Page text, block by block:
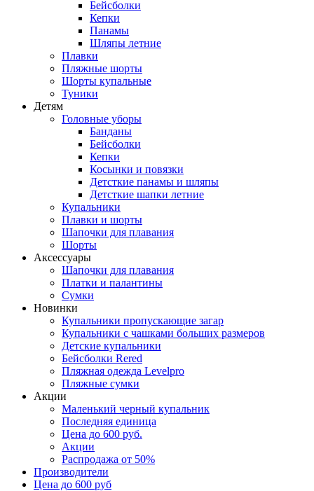
Бейсболки
Кепки
Панамы
Шляпы летние
Плавки
Пляжные шорты
Шорты купальные
Туники
Детям
Головные уборы
Банданы
Бейсболки
Кепки
Косынки и повязки
Детсткие панамы и шляпы
Детсткие шапки летние
Купальники
Плавки и шорты
Шапочки для плавания
Шорты
Аксессуары
Шапочки для плавания
Платки и палантины
Сумки
Новинки
Купальники пропускающие загар
Купальники с чашками больших размеров
Детские купальники
Бейсболки Rered
Пляжная одежда Levelpro
Пляжные сумки
Акции
Маленький черный купальник
Последняя единица
Цена до 600 руб.
Акции
Распродажа от 50%
Производители
Цена до 600 руб